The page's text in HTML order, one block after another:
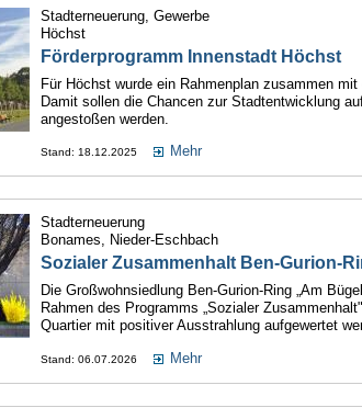
Stadterneuerung, Gewerbe
Höchst
Förderprogramm Innenstadt Höchst
Für Höchst wurde ein Rahmenplan zusammen
Damit sollen die Chancen zur Stadtentwicklung
angestoßen werden.
Stand: 18.12.2025 Mehr
Stadterneuerung
Bonames, Nieder-Eschbach
Sozialer Zusammenhalt Ben-Gurion-
Die Großwohnsiedlung Ben-Gurion-Ring „Am
Rahmen des Programms „Sozialer
Quartier mit positiver Ausstrahlung aufgewertet
Stand: 06.07.2026 Mehr